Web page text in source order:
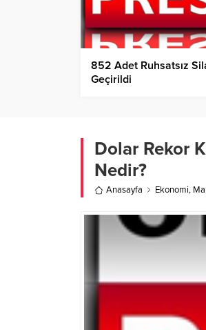
852 Adet Ruhsatsız
Geçirildi
Dolar Rekor
Nedir?
Anasayfa Ekonomi,